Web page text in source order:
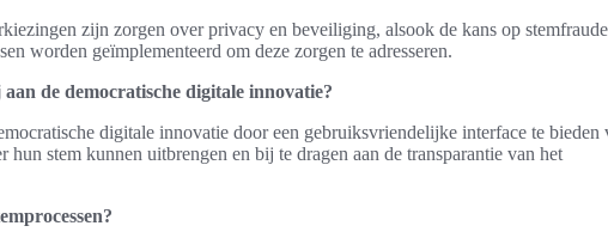
zijn zorgen over privacy en beveiliging, alsook de kans op
worden geïmplementeerd om deze zorgen te adresseren.
de democratische digitale innovatie?
digitale innovatie door een gebruiksvriendelijke interface te bieden
stem kunnen uitbrengen en bij te dragen aan de transparantie van het